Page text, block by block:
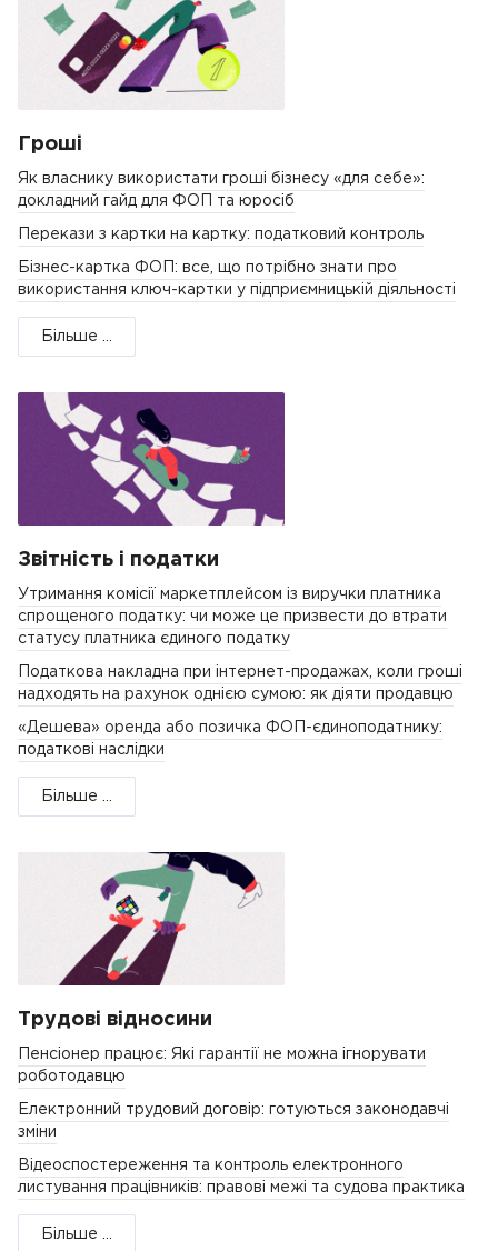
Гроші
Як власнику використати гроші бізнесу «для себе»:
докладний гайд для ФОП та юросіб
Перекази з картки на картку: податковий контроль
Бізнес-картка ФОП: все, що потрібно знати про
використання ключ-картки у підприємницькій діяльності
Більше ...
Звітність і податки
Утримання комісії маркетплейсом із виручки платника
спрощеного податку: чи може це призвести до втрати
статусу платника єдиного податку
Податкова накладна при інтернет-продажах, коли гроші
надходять на рахунок однією сумою: як діяти продавцю
«Дешева» оренда або позичка ФОП-єдиноподатнику:
податкові наслідки
Більше ...
Трудові відносини
Пенсіонер працює: Які гарантії не можна ігнорувати
роботодавцю
Електронний трудовий договір: готуються законодавчі
зміни
Відеоспостереження та контроль електронного
листування працівників: правові межі та судова практика
Більше ...